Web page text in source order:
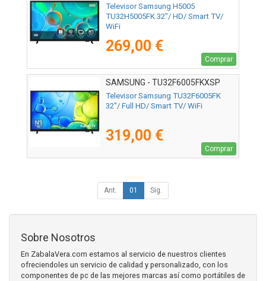
Televisor Samsung H5005
TU32H5005FK 32"/ HD/ Smart TV/
WiFi
269,00 €
Comprar
SAMSUNG - TU32F6005FKXSP
Televisor Samsung TU32F6005FK
32"/ Full HD/ Smart TV/ WiFi
319,00 €
Comprar
Ant. 01 Sig.
Sobre Nosotros
En ZabalaVera.com estamos al servicio de nuestros clientes
ofreciendoles un servicio de calidad y personalizado, con los
componentes de pc de las mejores marcas así como portátiles de